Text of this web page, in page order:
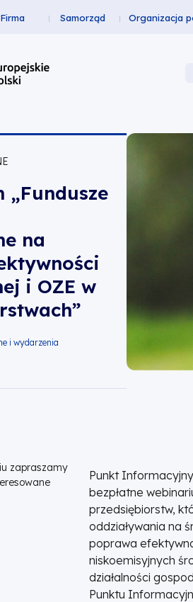
Firma Samorząd Organizacja
na
i OZE w
i wydarzenia
zapraszamy
Punkt
bezpłatne
przedsiębiorstw,
oddziaływania na
poprawa
niskoemisyjnych
działalności
Punktu